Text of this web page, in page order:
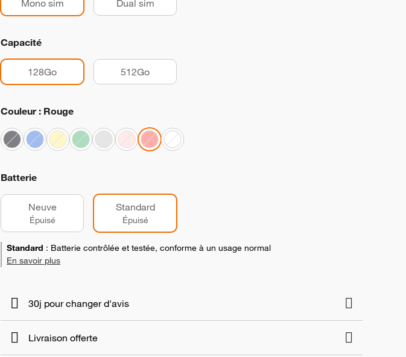
Mono sim Dual sim
Capacité
128Go 512Go
Couleur : Rouge
Batterie
Neuve
Épuisé
Standard
Épuisé
Standard : Batterie contrôlée et testée, conforme à un usage normal
En savoir plus
30j pour changer d'avis
Livraison offerte